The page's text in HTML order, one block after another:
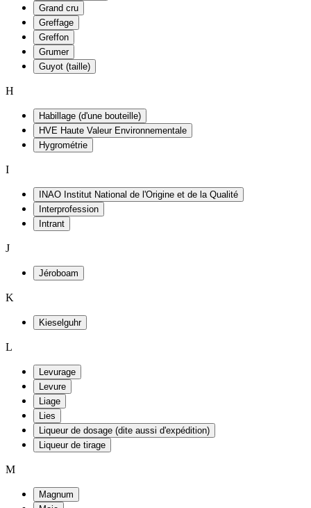
Grand cru
Greffage
Greffon
Grumer
Guyot (taille)
H
Habillage (d'une bouteille)
HVE Haute Valeur Environnementale
Hygrométrie
I
INAO Institut National de l'Origine et de la Qualité
Interprofession
Intrant
J
Jéroboam
K
Kieselguhr
L
Levurage
Levure
Liage
Lies
Liqueur de dosage (dite aussi d'expédition)
Liqueur de tirage
M
Magnum